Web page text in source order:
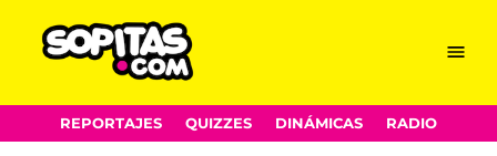
Skip
to
Menu
REPORTAJES QUIZZES DINÁMICAS RADIO